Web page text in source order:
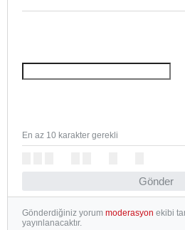
Gönder
En az 10 karakter gerekli
Gönderdiğiniz yorum moderasyon ekibi
yayınlanacaktır.